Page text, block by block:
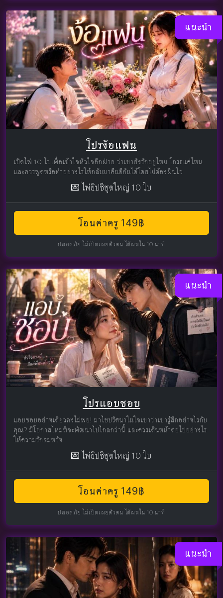
แนะนำ
โปรง้อแฟน
เปิดไพ่ 10 ใบเพื่อเข้าใจหัวใจอีกฝ่าย ว่าเขายังรักอยู่ไหม โกรธแค่ไหน
และควรพูดหรือทำอย่างไรให้กลับมาคืนดีกันได้โดยไม่ต้องฝืนใจ
💌 ไพ่ยิปซีชุดใหญ่ 10 ใบ
โอนค่าครู 149฿
ปลอดภัย ไม่เปิดเผยตัวตน ได้ผลใน 10 นาที
แนะนำ
โปรแอบชอบ
แอบชอบอย่างเดียวคงไม่พอ! มาไขปริศนาในใจเขาว่าเขารู้สึกอย่างไรกับ
คุณ? มีโอกาสไหมที่จะพัฒนาไปไกลกว่านี้ และควรเดินหน้าต่อไปอย่างไร
ให้ความรักสมหวัง
💌 ไพ่ยิปซีชุดใหญ่ 10 ใบ
โอนค่าครู 149฿
ปลอดภัย ไม่เปิดเผยตัวตน ได้ผลใน 10 นาที
แนะนำ